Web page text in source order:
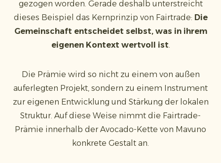
gezogen worden. Gerade deshalb unterstreicht
dieses Beispiel das Kernprinzip von Fairtrade: Die
Gemeinschaft entscheidet selbst, was in ihrem
eigenen Kontext wertvoll ist.
Die Prämie wird so nicht zu einem von außen
auferlegten Projekt, sondern zu einem Instrument
zur eigenen Entwicklung und Stärkung der lokalen
Struktur. Auf diese Weise nimmt die Fairtrade-
Prämie innerhalb der Avocado-Kette von Mavuno
konkrete Gestalt an.